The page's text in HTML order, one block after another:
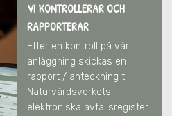
VI KONTROLLERAR OCH
RAPPORTERAR
Efter en kontroll på vår
anläggning skickas en
rapport / anteckning till
Naturvårdsverkets
elektroniska avfallsregister.